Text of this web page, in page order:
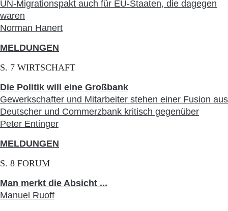
UN-Migrationspakt auch für EU-Staaten, die dagegen
waren
Norman Hanert
MELDUNGEN
S. 7 WIRTSCHAFT
Die Politik will eine Großbank
Gewerkschafter und Mitarbeiter stehen einer Fusion aus
Deutscher und Commerzbank kritisch gegenüber
Peter Entinger
MELDUNGEN
S. 8 FORUM
Man merkt die Absicht ...
Manuel Ruoff